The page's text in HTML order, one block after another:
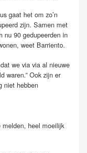
gaat het om zo’n
zijn. Samen met
nu 90 gedupeerden in
weet Barriento.
we via via al nieuwe
waren.” Ook zijn er
niet hebben
heel moeilijk